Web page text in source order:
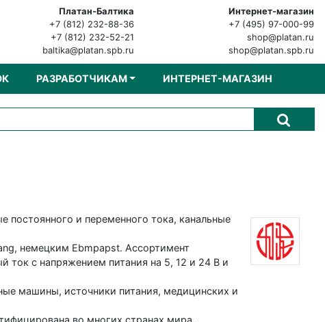
Платан-Балтика
+7 (812) 232-88-36
+7 (812) 232-52-21
baltika@platan.spb.ru
Интернет-магазин
+7 (495) 97-000-99
shop@platan.ru
shop@platan.spb.ru
РАЗРАБОТЧИКАМ ИНТЕРНЕТ-МАГАЗИН
постоянного и переменного тока, канальные
немецким Ebmpapst. Ассортимент
ток с напряжением питания на 5, 12 и 24 В и
машины, источники питания, медицинских и
во многих странах мира.